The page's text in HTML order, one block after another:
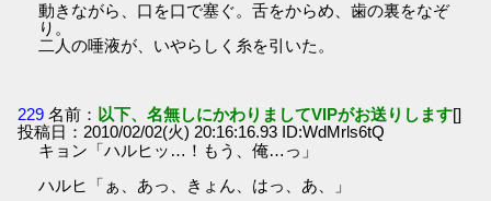
動きながら、口を口で塞ぐ。舌をからめ、歯の裏をなぞ
り。
二人の唾液が、いやらしく糸を引いた。
229 名前： 以下、名無しにかわりましてVIPがお送りします[]
投稿日：2010/02/02(火) 20:16:16.93 ID:WdMrls6tQ
キョン「ハルヒッ…！もう、俺…っ」
ハルヒ「ぁ、あっ、きょん、はっ、あ、」